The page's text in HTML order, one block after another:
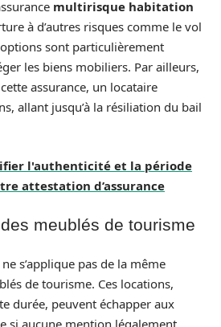
multirisque habitation
à d’autres risques comme le vol
sont particulièrement
les biens mobiliers. Par ailleurs,
assurance, un locataire
allant jusqu’à la résiliation du bail
l'authenticité et la période
attestation d’assurance
meublés de tourisme
s’applique pas de la même
de tourisme. Ces locations,
durée, peuvent échapper aux
si aucune mention légalement